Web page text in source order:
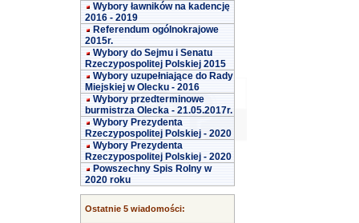
Wybory ławników na kadencję
2016 - 2019
Referendum ogólnokrajowe
2015r.
Wybory do Sejmu i Senatu
Rzeczypospolitej Polskiej 2015
Wybory uzupełniające do Rady
Miejskiej w Olecku - 2016
Wybory przedterminowe
burmistrza Olecka - 21.05.2017r.
Wybory Prezydenta
Rzeczypospolitej Polskiej - 2020
Wybory Prezydenta
Rzeczypospolitej Polskiej - 2020
Powszechny Spis Rolny w
2020 roku
Ostatnie 5 wiadomości: